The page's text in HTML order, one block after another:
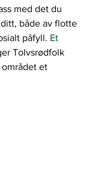
med det du
både av flotte
påfyll. Et
Tolvsrødfolk
et